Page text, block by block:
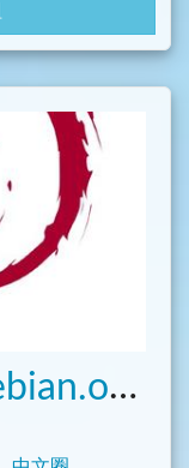
Debian Taiwan (debian.org.tw)